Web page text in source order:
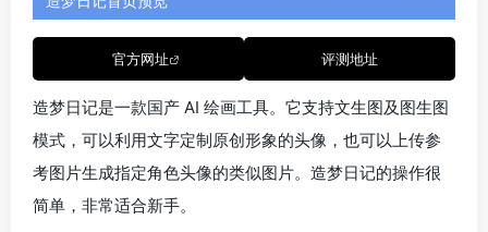
图像编辑：生成图像后可点击某一张图片，局部重绘、
消除、抠图、下载等操作。
：帮你储存历史生成的作品及点赞作品。
生成案例